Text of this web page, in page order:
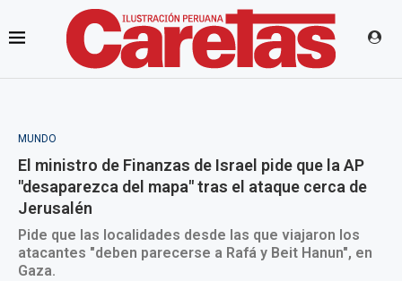
MUNDO
El ministro de Finanzas de Israel pide que la AP
"desaparezca del mapa" tras el ataque cerca de
Jerusalén
Pide que las localidades desde las que viajaron los
atacantes "deben parecerse a Rafá y Beit Hanun", en
Gaza.